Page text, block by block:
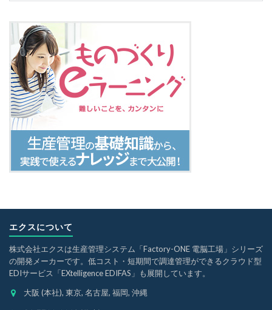
エクスについて
株式会社エクスは生産管理システム「Factory-ONE 電脳工場」シリーズ
の開発メーカーです。低コスト・短期間で調達管理ができるクラウド型
EDIサービス「EXtelligence EDIFAS」も展開しています。
大阪 (本社), 東京, 名古屋, 福岡, 沖縄